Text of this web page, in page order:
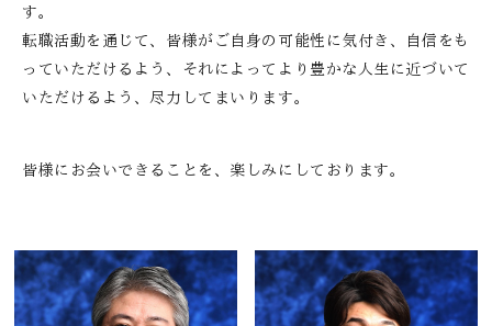
す。
転職活動を通じて、皆様がご自身の可能性に気付き、自信をも
っていただけるよう、それによってより豊かな人生に近づいて
いただけるよう、尽力してまいります。
皆様にお会いできることを、楽しみにしております。